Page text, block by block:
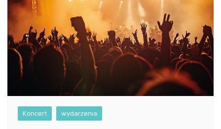
Koncert wydarzenia